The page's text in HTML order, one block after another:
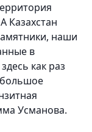
Казахстан
наши
в
как раз
Усманова.